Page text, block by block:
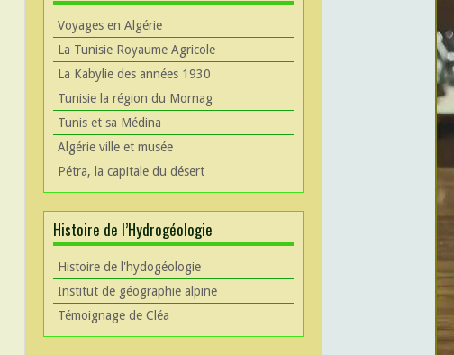
Voyages en Algérie
La Tunisie Royaume Agricole
La Kabylie des années 1930
Tunisie la région du Mornag
Tunis et sa Médina
Algérie ville et musée
Pétra, la capitale du désert
Histoire de l’Hydrogéologie
Histoire de l'hydogéologie
Institut de géographie alpine
Témoignage de Cléa